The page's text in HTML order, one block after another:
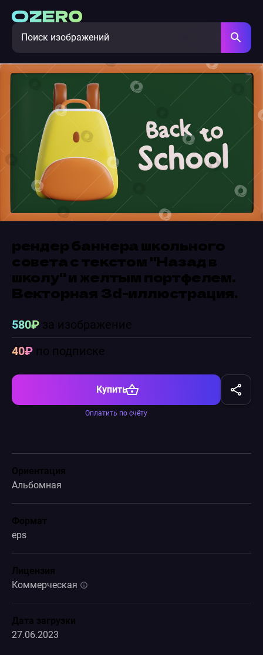
рендер баннера школьного
совета с текстом "Назад в
школу" и желтым портфелем.
Векторная 3d-иллюстрация.
580₽за изображение
40₽по подписке
Купить
Оплатить по счёту
Ориентация
Альбомная
Формат
eps
Лицензия
Коммерческая
Дата загрузки
27.06.2023